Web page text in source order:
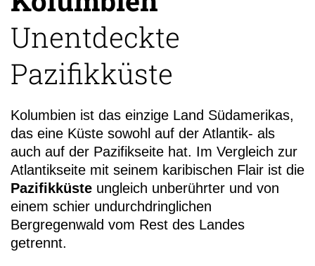
Unentdeckte
Pazifikküste
Kolumbien ist das einzige Land Südamerikas,
das eine Küste sowohl auf der Atlantik- als
auch auf der Pazifikseite hat. Im Vergleich zur
Atlantikseite mit seinem karibischen Flair ist die
Pazifikküste ungleich unberührter und von
einem schier undurchdringlichen
Bergregenwald vom Rest des Landes
getrennt.
+49
19